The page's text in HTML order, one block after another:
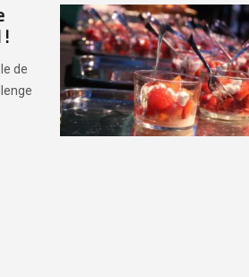
!
de